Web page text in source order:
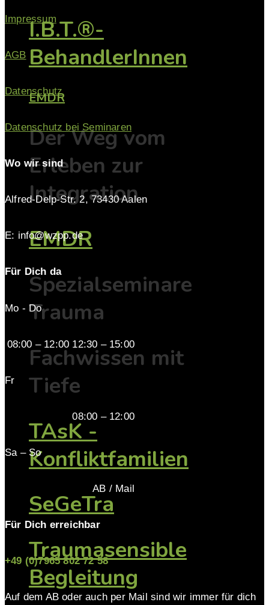
I.B.T.®-
BehandlerInnen
EMDR
Der Weg vom
Erleben zur
Integration
EMDR
Spezialseminare
Trauma
Fachwissen mit
Tiefe
TAsK -
Konfliktfamilien
SeGeTra
Traumasensible
Begleitung
Impressum
AGB
Datenschutz
Datenschutz bei Seminaren
Wo wir sind
Alfred-Delp-Str. 2, 73430 Aalen
E: info@wzpp.de
Für Dich da
Mo - Do
08:00 – 12:00 12:30 – 15:00
Fr
08:00 – 12:00
Sa – So
AB / Mail
Für Dich erreichbar
+49 (0)7965 802 72 58
Auf dem AB oder auch per Mail sind wir immer für dich